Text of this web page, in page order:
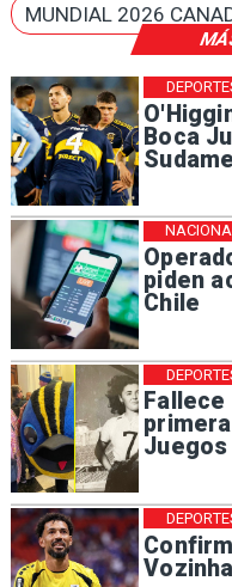
Boca
piden
Chile
MUNDIAL 2026